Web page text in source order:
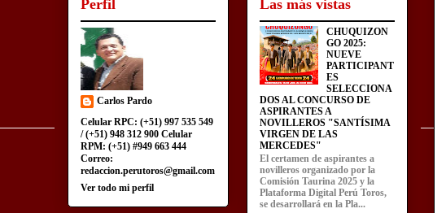
Perfil
Carlos Pardo
Celular RPC: (+51) 997 535 549
/ (+51) 948 312 900 Celular
RPM: (+51) #949 663 444
Correo:
redaccion.perutoros@gmail.com
Ver todo mi perfil
Las más vistas
CHUQUIZON
GO 2025:
NUEVE
PARTICIPANT
ES
SELECCIONA
DOS AL CONCURSO DE
ASPIRANTES A
NOVILLEROS "SANTÍSIMA
VIRGEN DE LAS
MERCEDES"
El certamen de aspirantes a
novilleros organizado por la
Comisión Taurina 2025 y la
Plataforma Digital Perú Toros,
se desarrollará en la Pla...